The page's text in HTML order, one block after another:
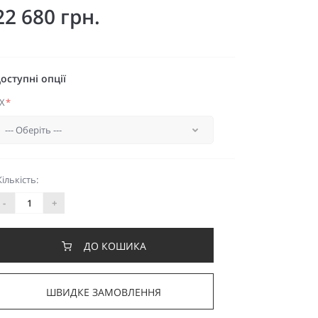
680 грн.
опції
*
-
+
ДО КОШИКА
ШВИДКЕ ЗАМОВЛЕННЯ